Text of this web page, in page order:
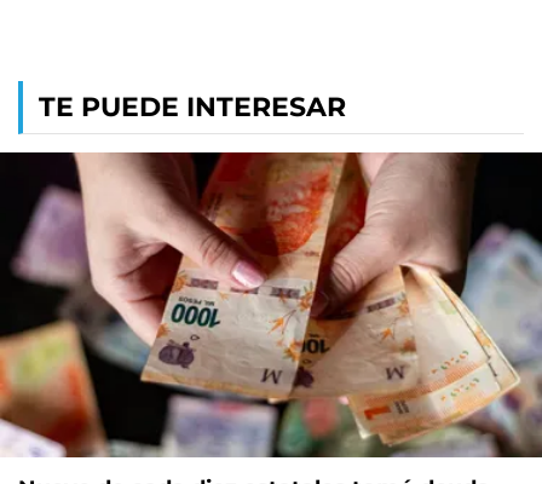
TE PUEDE INTERESAR